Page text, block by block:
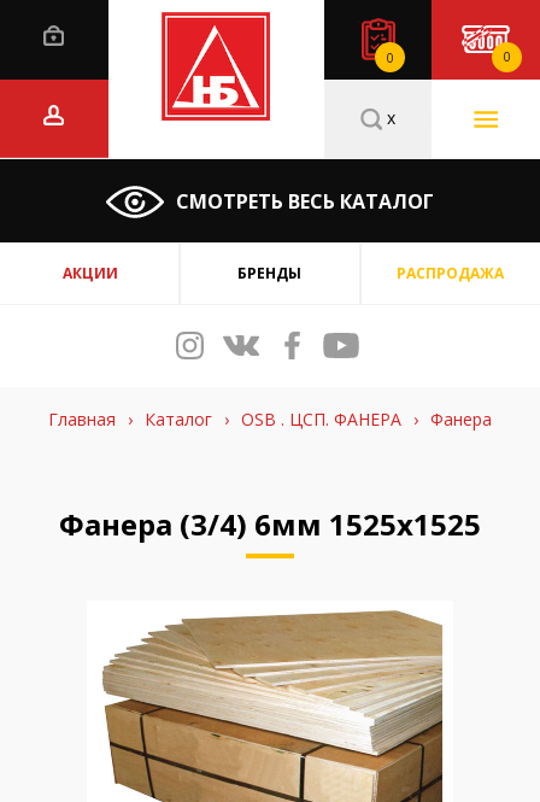
0 0
СМОТРЕТЬ ВЕСЬ КАТАЛОГ
x
АКЦИИ БРЕНДЫ РАСПРОДАЖА
Главная › Каталог › OSB . ЦСП. ФАНЕРА › Фанера
Фанера (3/4) 6мм 1525х1525